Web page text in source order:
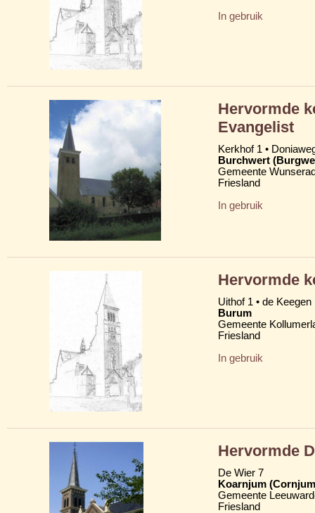
In gebruik
Hervormde
Evangelist
Kerkhof 1 •
Burchwert
Gemeente
Friesland
In gebruik
Hervormde
Uithof 1 • de Keegen
Burum
Gemeente
Friesland
In gebruik
Hervormde
De Wier 7
Koarnjum
Gemeente
Friesland